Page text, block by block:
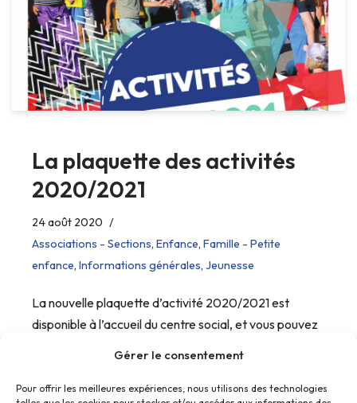
Gérer le consentement
Pour offrir les meilleures expériences, nous utilisons des technologies
La plaquette des activités
2020/2021
24 août 2020
Associations - Sections, Enfance, Famille - Petite
enfance, Informations générales, Jeunesse
La nouvelle plaquette d’activité 2020/2021 est
disponible à l’accueil du centre social, et vous pouvez